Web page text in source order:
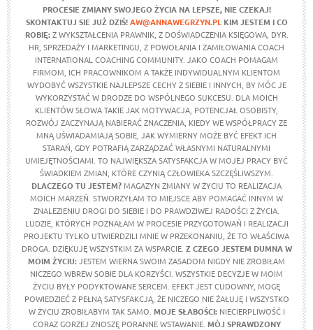
PROCESIE ZMIANY SWOJEGO ŻYCIA NA LEPSZE, NIE CZEKAJ!
SKONTAKTUJ SIE JUŻ DZIŚ!AW@ANNAWEGRZYN.PL KIM JESTEM I CO
ROBIĘ:Z WYKSZTAŁCENIA PRAWNIK, Z DOŚWIADCZENIA KSIĘGOWA, DYR.
HR, SPRZEDAŻY I MARKETINGU, Z POWOŁANIA I ZAMIŁOWANIA COACH
INTERNATIONAL COACHING COMMUNITY. JAKO COACH POMAGAM
FIRMOM, ICH PRACOWNIKOM A TAKŻE INDYWIDUALNYM KLIENTOM
WYDOBYĆ WSZYSTKIE NAJLEPSZE CECHY Z SIEBIE I INNYCH, BY MÓC JE
WYKORZYSTAĆ W DRODZE DO WSPÓLNEGO SUKCESU. DLA MOICH
KLIENTÓW SŁOWA TAKIE JAK MOTYWACJA, POTENCJAŁ OSOBISTY,
ROZWÓJ ZACZYNAJĄ NABIERAĆ ZNACZENIA, KIEDY WE WSPÓŁPRACY ZE
MNĄ UŚWIADAMIAJĄ SOBIE, JAK WYMIERNY MOŻE BYĆ EFEKT ICH
STARAŃ, GDY POTRAFIĄ ZARZĄDZAĆ WŁASNYMI NATURALNYMI
UMIEJĘTNOŚCIAMI. TO NAJWIĘKSZA SATYSFAKCJA W MOJEJ PRACY BYĆ
ŚWIADKIEM ZMIAN, KTÓRE CZYNIĄ CZŁOWIEKA SZCZĘŚLIWSZYM.
DLACZEGO TU JESTEM?MAGAZYN ZMIANY W ŻYCIU TO REALIZACJA
MOICH MARZEŃ. STWORZYŁAM TO MIEJSCE ABY POMAGAĆ INNYM W
ZNALEZIENIU DROGI DO SIEBIE I DO PRAWDZIWEJ RADOŚCI Z ŻYCIA.
LUDZIE, KTÓRYCH POZNAŁAM W PROCESIE PRZYGOTOWAŃ I REALIZACJI
PROJEKTU TYLKO UTWIERDZILI MNIE W PRZEKONANIU, ŻE TO WŁAŚCIWA
DROGA. DZIĘKUJĘ WSZYSTKIM ZA WSPARCIE. Z CZEGO JESTEM DUMNA W
MOIM ŻYCIU:JESTEM WIERNA SWOIM ZASADOM NIGDY NIE ZROBIŁAM
NICZEGO WBREW SOBIE DLA KORZYŚCI. WSZYSTKIE DECYZJE W MOIM
ŻYCIU BYŁY PODYKTOWANE SERCEM. EFEKT JEST CUDOWNY, MOGĘ
POWIEDZIEĆ Z PEŁNĄ SATYSFAKCJĄ, ŻE NICZEGO NIE ŻAŁUJĘ I WSZYSTKO
W ŻYCIU ZROBIŁABYM TAK SAMO. MOJE SŁABOŚCI:NIECIERPLIWOŚĆ I
CORAZ GORZEJ ZNOSZĘ PORANNE WSTAWANIE. MÓJ SPRAWDZONY